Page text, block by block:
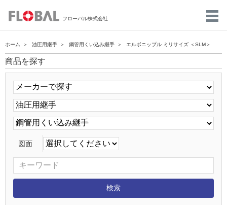
フローバル株式会社
ホーム 油圧用継手 鋼管用くい込み継手 エルボニップル ミリサイズ ＜SLM＞
商品を探す
図面